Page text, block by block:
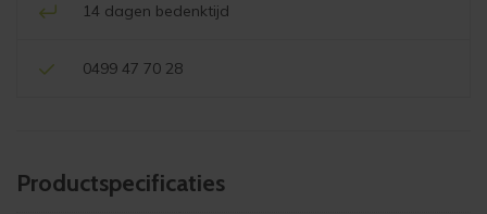
14 dagen bedenktijd
0499 47 70 28
Product­specificaties